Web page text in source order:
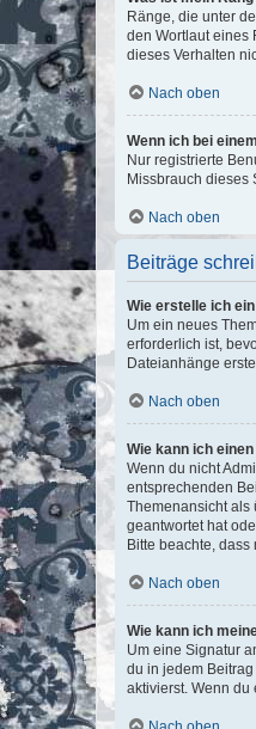
Ränge, die unter
den Wortlaut eines
dieses Verhalten
Nach oben
Wenn ich bei
Nur registrierte
Missbrauch dieses
Nach oben
Beiträge
Wie erstelle ich
Um ein neues
erforderlich ist,
Dateianhänge
Nach oben
Wie kann ich
Wenn du nicht
entsprechenden
Themenansicht als
geantwortet hat
Bitte beachte,
Nach oben
Wie kann ich
Um eine Signatur
du in jedem
aktivierst. Wenn du